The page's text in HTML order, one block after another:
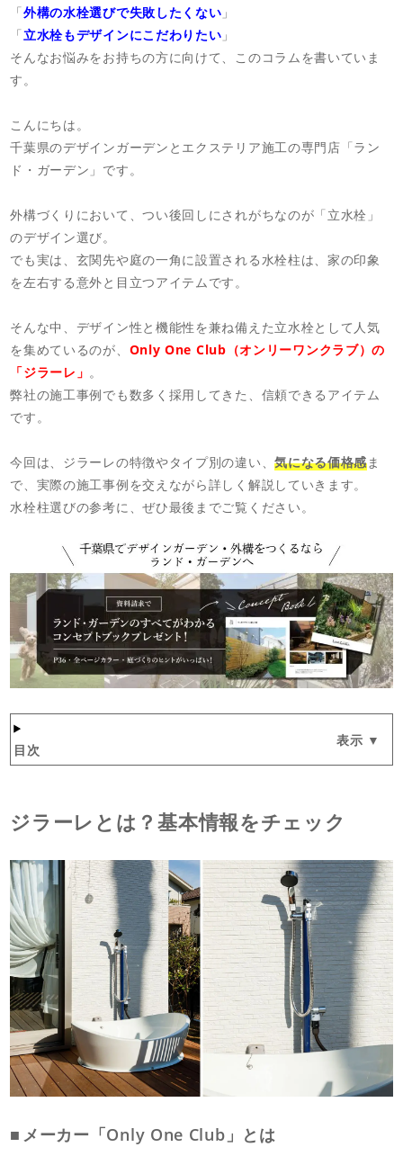
「外構の水栓選びで失敗したくない 」
「立水栓もデザインにこだわりたい 」
そんなお悩みをお持ちの方に向けて、このコラムを書いていま
す。
こんにちは。
千葉県のデザインガーデンとエクステリア施工の専門店「ラン
ド・ガーデン」です。
外構づくりにおいて、つい後回しにされがちなのが「立水栓」
のデザイン選び。
でも実は、玄関先や庭の一角に設置される水栓柱は、家の印象
を左右する意外と目立つアイテムです。
そんな中、デザイン性と機能性を兼ね備えた立水栓として人気
を集めているのが、 Only One Club（オンリーワンクラブ）の
「ジラーレ」 。
弊社の施工事例でも数多く採用してきた、信頼できるアイテム
です。
今回は、ジラーレの特徴やタイプ別の違い、気になる価格感ま
で、実際の施工事例を交えながら詳しく解説していきます。
水栓柱選びの参考に、ぜひ最後までご覧ください。
目次
ジラーレとは？基本情報をチェック
メーカー「Only One Club」とは